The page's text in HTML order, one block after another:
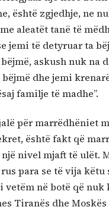
është zgjedhje, ne
aleatët tanë të
jemi të detyruar ta
askush nuk na
dhe jemi
familje të madhe”.
për marrëdhëniet
është fakt që
një nivel mjaft të ulët.
para se të vija këtu
vetëm në botë që nuk
Tiranës dhe